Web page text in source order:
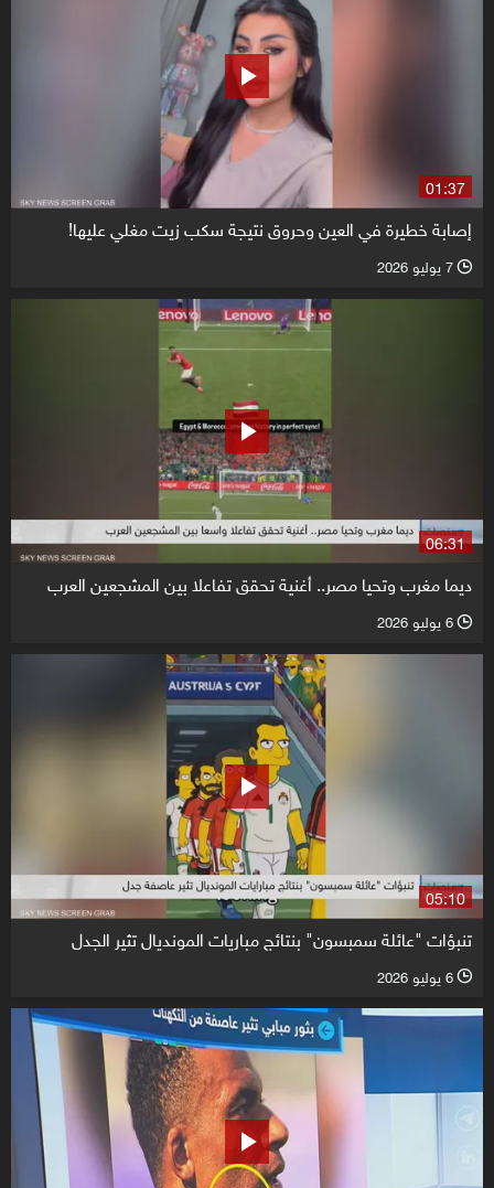
01:37
إصابة خطيرة في العين وحروق نتيجة سكب زيت مغلي عليها!
l 7 يوليو 2026
06:31
ديما مغرب وتحيا مصر.. أغنية تحقق تفاعلا بين المشجعين العرب
l 6 يوليو 2026
05:10
تنبؤات "عائلة سمبسون" بنتائج مباريات المونديال تثير الجدل
l 6 يوليو 2026